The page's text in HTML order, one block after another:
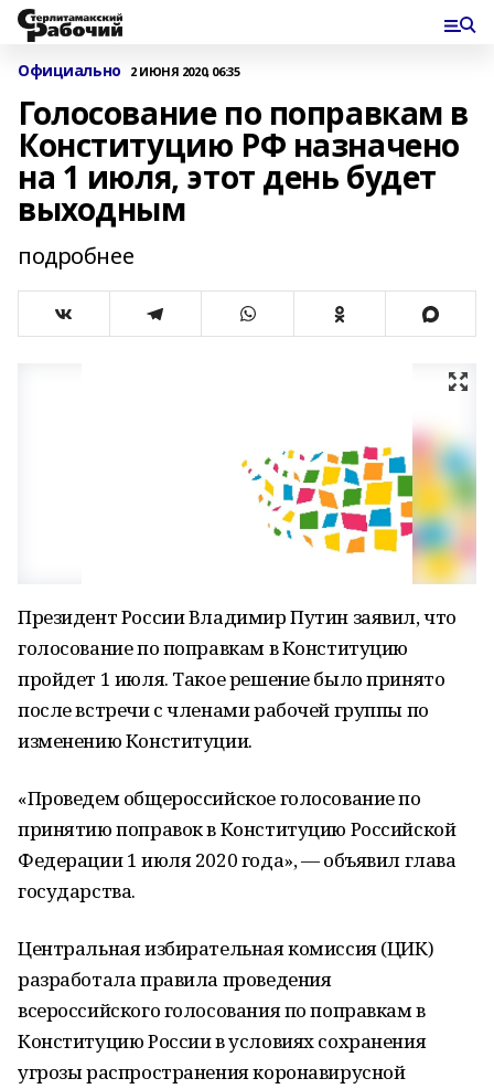
Официально 2 ИЮНЯ 2020, 06:35
Голосование по поправкам в
Конституцию РФ назначено
на 1 июля, этот день будет
выходным
подробнее
Президент России Владимир Путин заявил, что
голосование по поправкам в Конституцию
пройдет 1 июля. Такое решение было принято
после встречи с членами рабочей группы по
изменению Конституции.
«Проведем общероссийское голосование по
принятию поправок в Конституцию Российской
Федерации 1 июля 2020 года», — объявил глава
государства.
Центральная избирательная комиссия (ЦИК)
разработала правила проведения
всероссийского голосования по поправкам в
Конституцию России в условиях сохранения
угрозы распространения коронавирусной